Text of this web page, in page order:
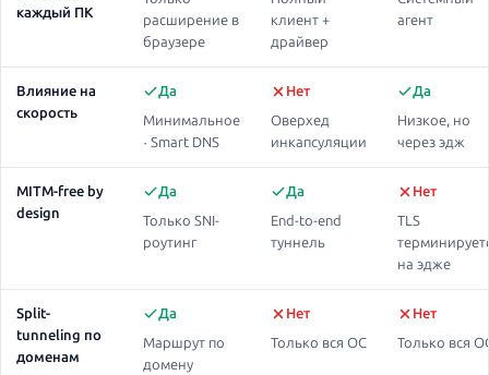
каждый ПК
расширение в
браузере
клиент +
драйвер
агент
Влияние на
скорость
Да
Минимальное
· Smart DNS
Нет
Оверхед
инкапсуляции
Да
Низкое, но
через эдж
MITM-free by
design
Да
Только SNI-
роутинг
Да
End-to-end
туннель
Нет
TLS
на эдже
Split-
tunneling по
доменам
Да
Маршрут по
домену
Нет
Только вся ОС
Нет
Только вся